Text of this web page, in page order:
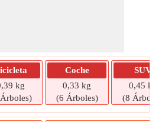
kg
Coche
0,33 kg
(6 Árboles)
SUV
0,45 kg
(8